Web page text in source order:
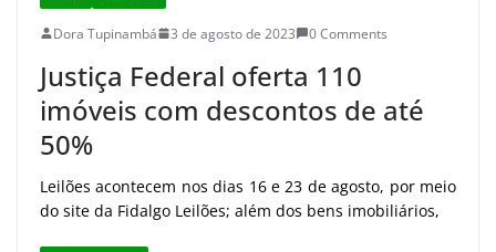
Dora Tupinambá 3 de agosto de 2023 0 Comments
Justiça Federal oferta 110
imóveis com descontos de até
50%
Leilões acontecem nos dias 16 e 23 de agosto, por meio
do site da Fidalgo Leilões; além dos bens imobiliários,